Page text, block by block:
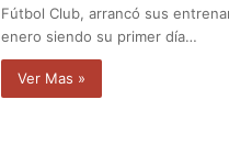
Fútbol Club, arrancó sus
enero siendo su primer día…
Ver Mas »